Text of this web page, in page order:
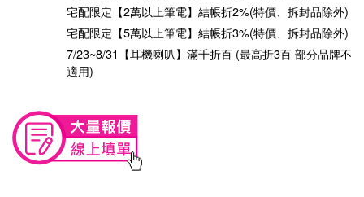
宅配限定【2萬以上筆電】結帳折2%(特價、拆封品除外)
宅配限定【5萬以上筆電】結帳折3%(特價、拆封品除外)
7/23~8/31【耳機喇叭】滿千折百 (最高折3百 部分品牌不
適用)